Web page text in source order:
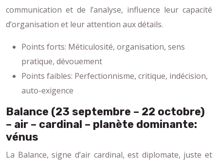
communication et de l’analyse, influence leur capacité
d’organisation et leur attention aux détails.
Points forts: Méticulosité, organisation, sens
pratique, dévouement
Points faibles: Perfectionnisme, critique, indécision,
auto-exigence
Balance (23 septembre – 22 octobre)
– air – cardinal – planète dominante:
vénus
La Balance, signe d’air cardinal, est diplomate, juste et